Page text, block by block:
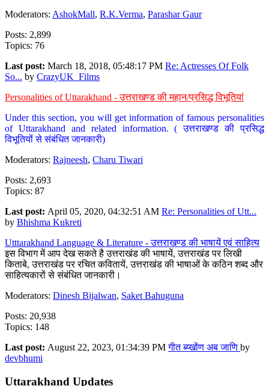
Moderators: AshokMall, R.K.Verma, Parashar Gaur
Posts: 2,899
Topics: 76
Last post: March 18, 2018, 05:48:17 PM Re: Actresses Of Folk
So... by CrazyUK_Films
Personalities of Uttarakhand - उत्तराखण्ड की महान/प्रसिद्ध विभूतियां
Under this section, you will get information of famous personalities
of Uttarakhand and related information. ( उत्तराखण्ड की प्रसिद्ध
विभूतियों से संबंधित जानकारी)
Moderators: Rajneesh, Charu Tiwari
Posts: 2,693
Topics: 87
Last post: April 05, 2020, 04:32:51 AM Re: Personalities of Utt...
by Bhishma Kukreti
Utttarakhand Language & Literature - उत्तराखण्ड की भाषायें एवं साहित्य
इस विभाग में आप देख सकते है उत्तराखंड की भाषायें, उत्तराखंड पर लिखी
किताबे, उत्तराखंड पर रचित कवितायें, उत्तराखंड की भाषाओं के कठिन शब्द और
साहित्यकारों से संबंधित जानकारी।
Moderators: Dinesh Bijalwan, Saket Bahuguna
Posts: 20,938
Topics: 148
Last post: August 22, 2023, 01:34:39 PMगीत ब्य्खोंण अब जाणि by
devbhumi
Uttarakhand Updates